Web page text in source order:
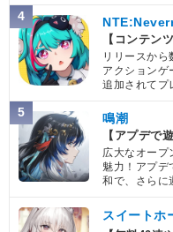
4
【コンテン
リリースか
アクションゲ
追加されてプ
5 鳴潮
【アプデで
広大なオープ
魅力！アプデ
和で、さらに
スイートホ